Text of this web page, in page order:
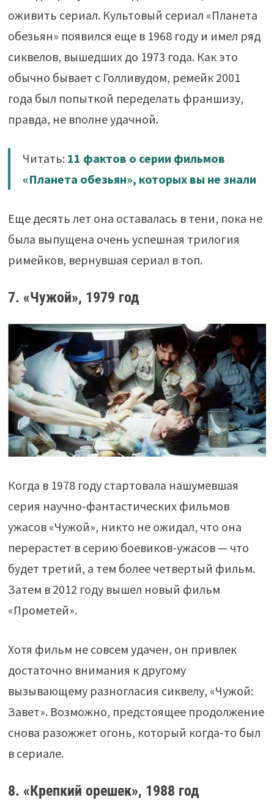
оживить сериал. Культовый сериал «Планета
обезьян» появился еще в 1968 году и имел ряд
сиквелов, вышедших до 1973 года. Как это
обычно бывает с Голливудом, ремейк 2001
года был попыткой переделать франшизу,
правда, не вполне удачной.
Читать: 11 фактов о серии фильмов
«Планета обезьян», которых вы не знали
Еще десять лет она оставалась в тени, пока не
была выпущена очень успешная трилогия
римейков, вернувшая сериал в топ.
7. «Чужой», 1979 год
Когда в 1978 году стартовала нашумевшая
серия научно-фантастических фильмов
ужасов «Чужой», никто не ожидал, что она
перерастет в серию боевиков-ужасов — что
будет третий, а тем более четвертый фильм.
Затем в 2012 году вышел новый фильм
«Прометей».
Хотя фильм не совсем удачен, он привлек
достаточно внимания к другому
вызывающему разногласия сиквелу, «Чужой:
Завет». Возможно, предстоящее продолжение
снова разожжет огонь, который когда-то был
в сериале.
8. «Крепкий орешек», 1988 год